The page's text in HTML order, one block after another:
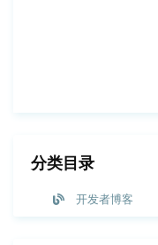
分类目录
开发者博客